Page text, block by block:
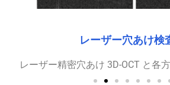
産業用非破壊検
バッテリー外包装フィルムの厚さの
フィルム層の厚さ一